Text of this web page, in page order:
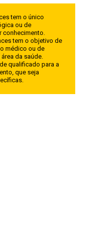
tem o único
ou de
conhecimento.
tem o objetivo de
médico ou de
da saúde.
qualificado para a
que seja